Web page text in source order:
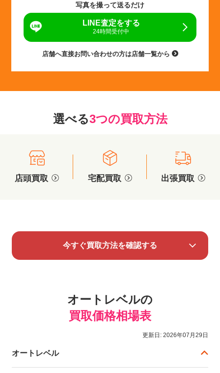
写真を撮って送るだけ
LINE査定をする
24時間受付中
店舗へ直接お問い合わせの方は店舗一覧から
選べる3つの買取方法
店頭買取 宅配買取 出張買取
今すぐ買取方法を確認する
オートレベルの
買取価格相場表
更新日: 2026年07月29日
オートレベル